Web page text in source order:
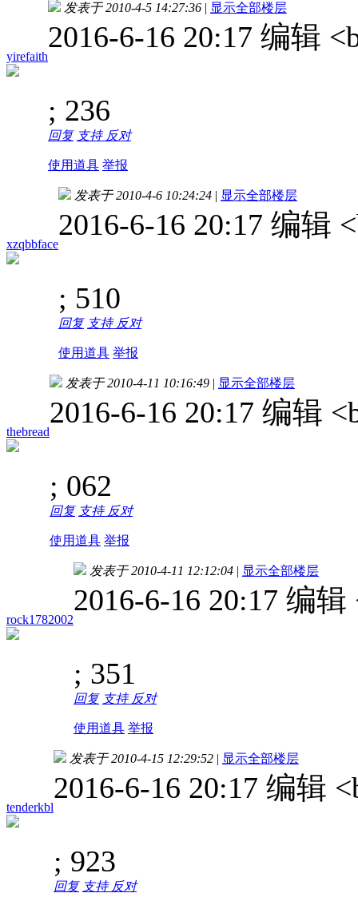
yirefaith
发表于 2010-4-5 14:27:36 | 显示全部楼层
2016-6-16 20:17 编辑
; 236
回复 支持 反对
使用道具 举报
xzqbbface
发表于 2010-4-6 10:24:24 | 显示全部楼层
2016-6-16 20:17 编辑
; 510
回复 支持 反对
使用道具 举报
thebread
发表于 2010-4-11 10:16:49 | 显示全部楼层
2016-6-16 20:17 编辑
; 062
回复 支持 反对
使用道具 举报
rock1782002
发表于 2010-4-11 12:12:04 | 显示全部楼层
2016-6-16 20:17 编
; 351
回复 支持 反对
使用道具 举报
tenderkbl
发表于 2010-4-15 12:29:52 | 显示全部楼层
2016-6-16 20:17 编辑
; 923
回复 支持 反对